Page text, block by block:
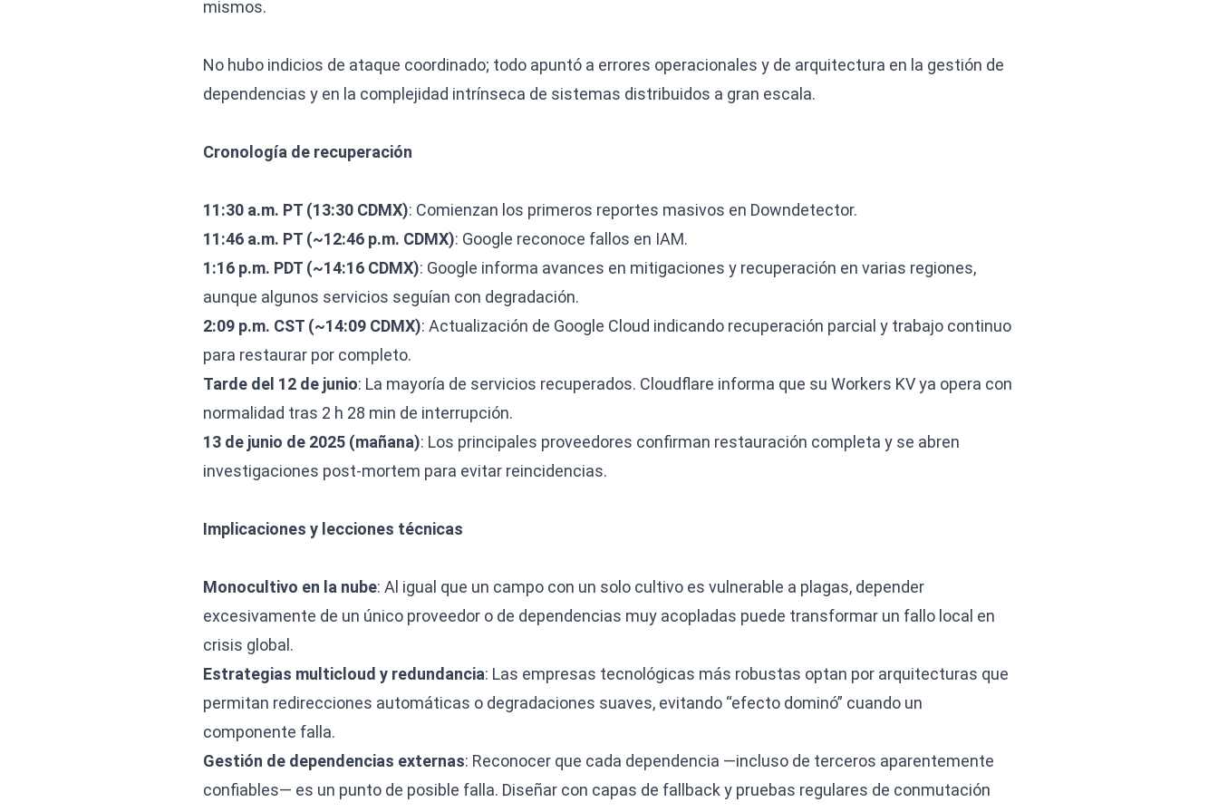
mismos.
No hubo indicios de ataque coordinado; todo apuntó a errores operacionales y de arquitectura en la gestión de
dependencias y en la complejidad intrínseca de sistemas distribuidos a gran escala.
Cronología de recuperación
11:30 a.m. PT (13:30 CDMX): Comienzan los primeros reportes masivos en Downdetector.
11:46 a.m. PT (~12:46 p.m. CDMX): Google reconoce fallos en IAM.
1:16 p.m. PDT (~14:16 CDMX): Google informa avances en mitigaciones y recuperación en varias regiones,
aunque algunos servicios seguían con degradación.
2:09 p.m. CST (~14:09 CDMX): Actualización de Google Cloud indicando recuperación parcial y trabajo continuo
para restaurar por completo.
Tarde del 12 de junio: La mayoría de servicios recuperados. Cloudflare informa que su Workers KV ya opera con
normalidad tras 2 h 28 min de interrupción.
13 de junio de 2025 (mañana): Los principales proveedores confirman restauración completa y se abren
investigaciones post-mortem para evitar reincidencias.
Implicaciones y lecciones técnicas
Monocultivo en la nube: Al igual que un campo con un solo cultivo es vulnerable a plagas, depender
excesivamente de un único proveedor o de dependencias muy acopladas puede transformar un fallo local en
crisis global.
Estrategias multicloud y redundancia: Las empresas tecnológicas más robustas optan por arquitecturas que
permitan redirecciones automáticas o degradaciones suaves, evitando “efecto dominó” cuando un
componente falla.
Gestión de dependencias externas: Reconocer que cada dependencia —incluso de terceros aparentemente
confiables— es un punto de posible falla. Diseñar con capas de fallback y pruebas regulares de conmutación